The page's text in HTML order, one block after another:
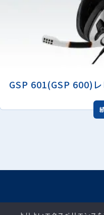
GSP 601(GSP 600)